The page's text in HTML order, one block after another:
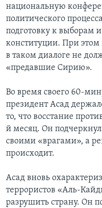
национальную
политического
подготовку к выборам
конституции. При этом
в таком диалоге не
«предавшие Сирию».
Во время своего 60-
президент Асад
то, что восстание
й месяц. Он
своими «врагами», а
происходит.
Асад вновь
террористов «Аль-
разрушить страну. Он